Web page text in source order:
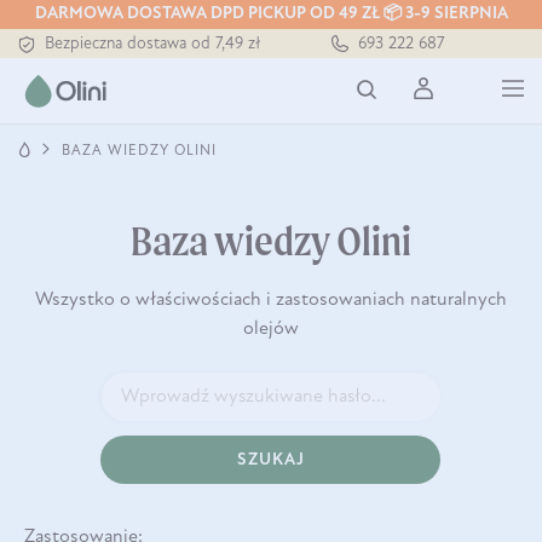
DARMOWA DOSTAWA DPD PICKUP OD 49 ZŁ 📦 3-9 SIERPNIA
Tłoczony zawsze na zimno
Bezpieczna dostawa od 7,49 zł
Tłoczony zawsze na zimno
693 222 687
BAZA WIEDZY OLINI
Baza wiedzy Olini
Wszystko o właściwościach i zastosowaniach naturalnych
olejów
SZUKAJ
Zastosowanie: